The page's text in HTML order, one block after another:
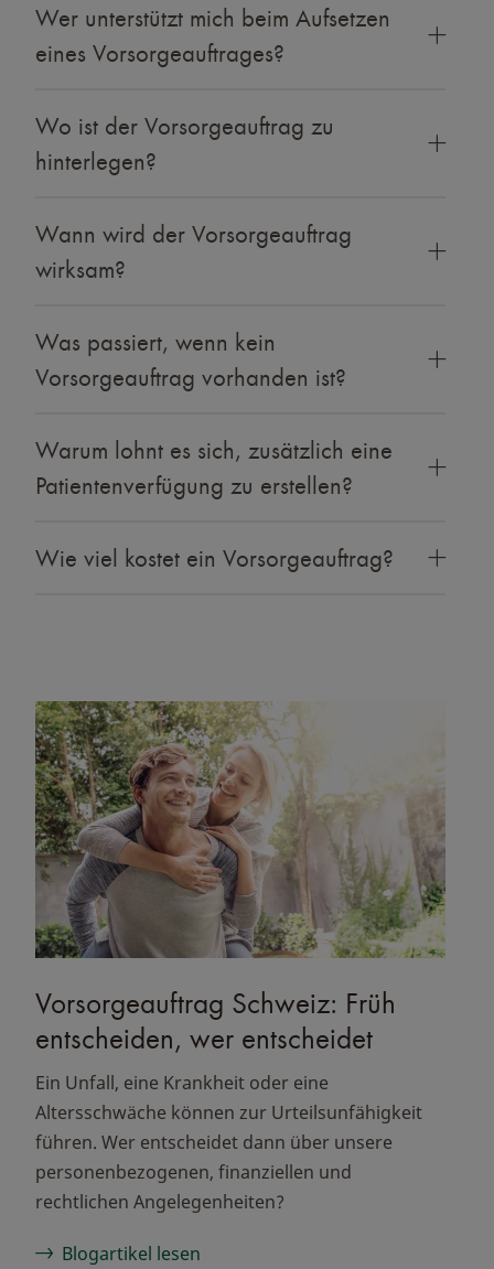
Wer unterstützt mich beim Aufsetzen
eines Vorsorgeauftrages?
Wo ist der Vorsorgeauftrag zu
hinterlegen?
Wann wird der Vorsorgeauftrag
wirksam?
Was passiert, wenn kein
Vorsorgeauftrag vorhanden ist?
Warum lohnt es sich, zusätzlich eine
Patientenverfügung zu erstellen?
Wie viel kostet ein Vorsorgeauftrag?
Vorsorgeauftrag Schweiz: Früh
entscheiden, wer entscheidet
Ein Unfall, eine Krankheit oder eine
Altersschwäche können zur Urteilsunfähigkeit
führen. Wer entscheidet dann über unsere
personenbezogenen, finanziellen und
rechtlichen Angelegenheiten?
Blogartikel lesen